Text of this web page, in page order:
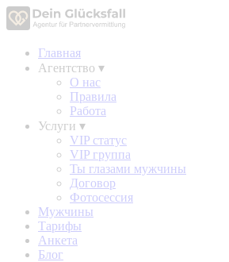
Главная
Агентство ▾
О нас
Правила
Работа
Услуги ▾
VIP статус
VIP группа
Ты глазами мужчины
Договор
Фотосессия
Мужчины
Тарифы
Анкета
Блог